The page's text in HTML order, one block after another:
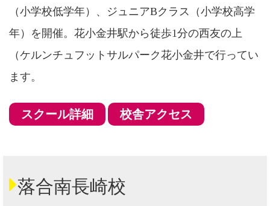
（小学校低学年）、ジュニアBクラス（小学校高学
年）を開催。花小金井駅から徒歩1分の西友の上
（ケルンチュフットサルパーク花小金井で行ってい
ます。
スクール詳細 校舎アクセス
落合南長崎校